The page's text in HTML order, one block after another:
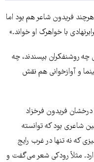
فریدون شاعر هم بود اما
با خواهرک او خواند.»
روشنفکران بپسندند، چه
و آوازخوانی هم نقش
فریدون فرخزاد
شاعری بود که توانسته
که نه تنها در غرب رایج
مثلاً رودکی شعر می‌گفت و